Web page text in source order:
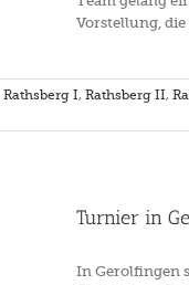
Vorstellung, die
Rathsberg I, Rathsberg II,
Turnier in
In Gerolfingen